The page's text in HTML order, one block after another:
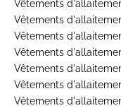
Vêtements
Vêtements
Vêtements
Vêtements
Vêtements
Vêtements
Vêtements